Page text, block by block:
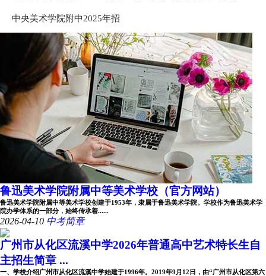
中央美术学院附中2025年招
生考试专业试题
鲁迅美术学院附属中等美术学校（官方网站）
鲁迅美术学院附属中等美术学校创建于1953年，隶属于鲁迅美术学院。学校作为鲁迅美术学
院办学体系的一部分，始终传承着......
2026-04-10 中考简章
广州市从化区流溪中学2026年普通高中艺术特长生自
主招生简章 ...
一、学校介绍广州市从化区流溪中学始建于1996年。2019年9月12日，由“广州市从化区第六